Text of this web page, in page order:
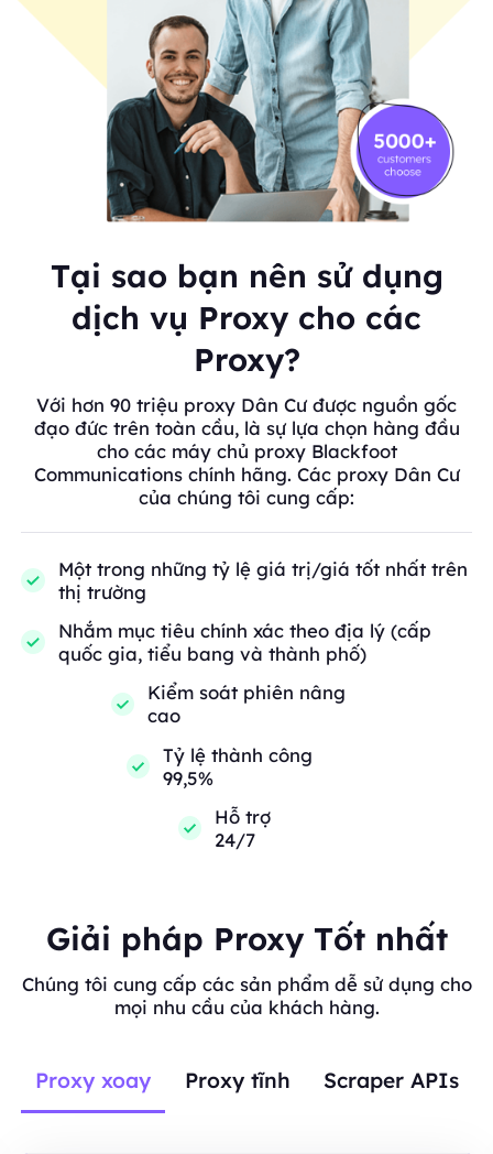
Tại sao bạn nên sử dụng
dịch vụ Proxy cho các
Proxy?
Với hơn 90 triệu proxy Dân Cư được nguồn gốc
đạo đức trên toàn cầu, là sự lựa chọn hàng đầu
cho các máy chủ proxy Blackfoot
Communications chính hãng. Các proxy Dân Cư
của chúng tôi cung cấp:
Một trong những tỷ lệ giá trị/giá tốt nhất trên
thị trường
Nhắm mục tiêu chính xác theo địa lý (cấp
quốc gia, tiểu bang và thành phố)
Kiểm soát phiên nâng
cao
Tỷ lệ thành công
99,5%
Hỗ trợ
24/7
Giải pháp Proxy Tốt nhất
Chúng tôi cung cấp các sản phẩm dễ sử dụng cho
mọi nhu cầu của khách hàng.
Proxy xoay Proxy tĩnh Scraper APIs